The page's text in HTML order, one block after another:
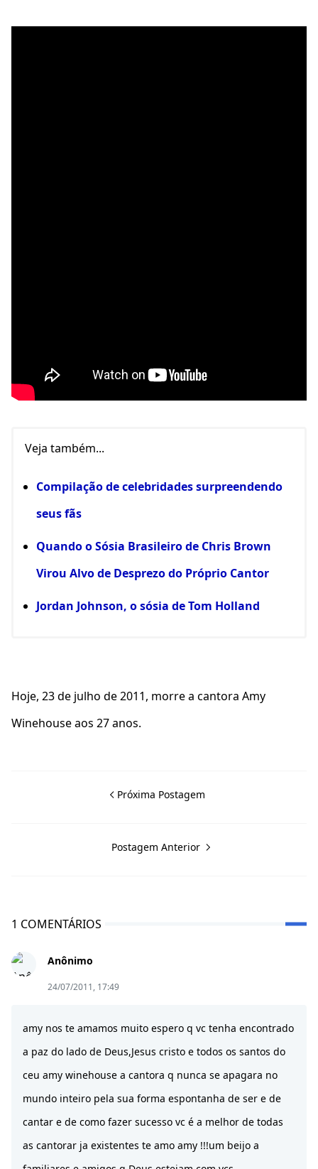
Veja também...
Compilação de celebridades surpreendendo
seus fãs
Quando o Sósia Brasileiro de Chris Brown
Virou Alvo de Desprezo do Próprio Cantor
Jordan Johnson, o sósia de Tom Holland
Hoje, 23 de julho de 2011, morre a cantora Amy
Winehouse aos 27 anos.
Próxima Postagem
Postagem Anterior
1 COMENTÁRIOS
Anônimo
24/07/2011, 17:49
amy nos te amamos muito espero q vc tenha encontrado
a paz do lado de Deus,Jesus cristo e todos os santos do
ceu amy winehouse a cantora q nunca se apagara no
mundo inteiro pela sua forma espontanha de ser e de
cantar e de como fazer sucesso vc é a melhor de todas
as cantorar ja existentes te amo amy !!!um beijo a